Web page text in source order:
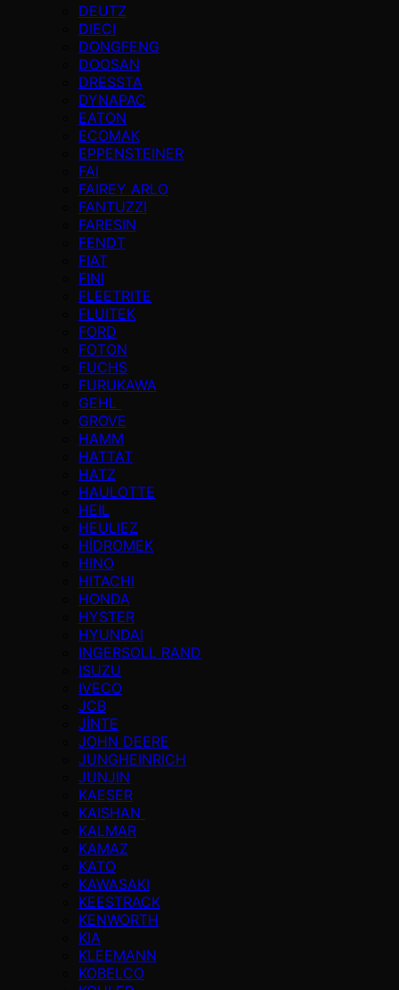
DEUTZ
DIECI
DONGFENG
DOOSAN
DRESSTA
DYNAPAC
EATON
ECOMAK
EPPENSTEINER
FAI
FAIREY ARLO
FANTUZZI
FARESIN
FENDT
FIAT
FINI
FLEETRITE
FLUITEK
FORD
FOTON
FUCHS
FURUKAWA
GEHL
GROVE
HAMM
HATTAT
HATZ
HAULOTTE
HEIL
HEULIEZ
HİDROMEK
HINO
HITACHI
HONDA
HYSTER
HYUNDAI
INGERSOLL RAND
ISUZU
IVECO
JCB
JİNTE
JOHN DEERE
JUNGHEINRICH
JUNJIN
KAESER
KAISHAN
KALMAR
KAMAZ
KATO
KAWASAKI
KEESTRACK
KENWORTH
KIA
KLEEMANN
KOBELCO